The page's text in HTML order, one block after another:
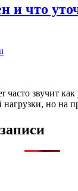
и что
часто звучит
нагрузки, но на